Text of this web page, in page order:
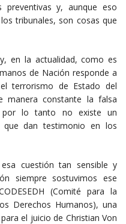
y, aunque eso
tribunales, son cosas que
en la actualidad, como es
de Nación responde a
terrorismo de Estado del
manera constante la falsa
por lo tanto no existe un
que dan testimonio en los
cuestión tan sensible y
siempre sostuvimos ese
(Comité para la
Derechos Humanos), una
el juicio de Christian Von